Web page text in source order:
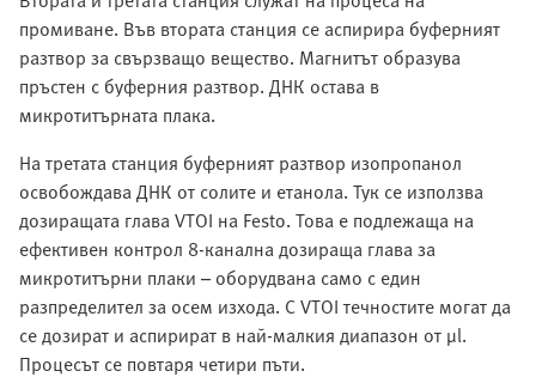
промиване. Във втората станция се аспирира буферният
разтвор за свързващо вещество. Магнитът образува
пръстен с буферния разтвор. ДНК остава в
микротитърната плака.
На третата станция буферният разтвор изопропанол
освобождава ДНК от солите и етанола. Тук се използва
дозиращата глава VTOI на Festo. Това е подлежаща на
ефективен контрол 8-канална дозираща глава за
микротитърни плаки – оборудвана само с един
разпределител за осем изхода. С VTOI течностите могат да
се дозират и аспирират в най-малкия диапазон от µl.
Процесът се повтаря четири пъти.